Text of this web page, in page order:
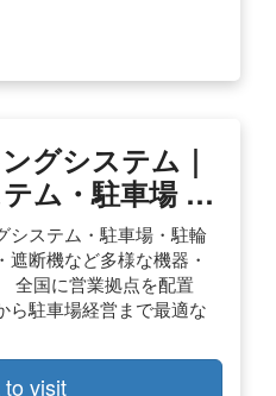
グシステム｜
ム・駐車場 …
システム・駐車場・駐輪
断機など多様な機器・
全国に営業拠点を配置
ら駐車場経営まで最適な
to visit